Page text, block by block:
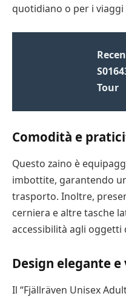
quotidiano o per i viaggi
Tour
Comodità e
Questo zaino è
imbottite, garantendo
trasporto. Inoltre,
cerniera e altre tasche
accessibilità agli oggetti
Design elegante
Il “Fjällräven Unisex